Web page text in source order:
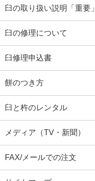
臼の取り扱い説明「重要」
臼の修理について
臼修理申込書
餅のつき方
臼と杵のレンタル
メディア（TV・新聞）
FAX/メールでの注文